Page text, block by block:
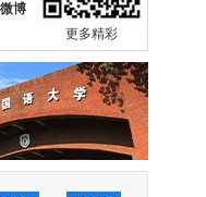
博
更多精彩